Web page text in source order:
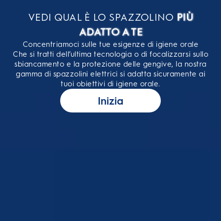
VEDI QUAL È LO SPAZZOLINO PIÙ
ADATTO A TE
Concentriamoci sulle tue esigenze di igiene orale
Che si tratti dell’ultima tecnologia o di focalizzarsi sullo
sbiancamento e la protezione delle gengive, la nostra
gamma di spazzolini elettrici si adatta sicuramente ai
tuoi obiettivi di igiene orale.
Inizia